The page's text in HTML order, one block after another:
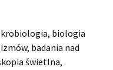
biologia
badania nad
świetlna,